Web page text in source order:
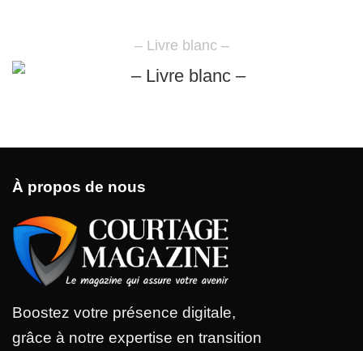
– Livre blanc –
À propos de nous
Boostez votre présence digitale,
grâce à notre expertise en transition